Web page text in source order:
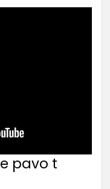
pavo t